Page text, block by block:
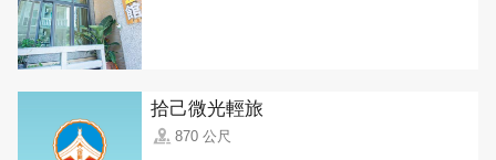
拾己微光輕旅
870 公尺